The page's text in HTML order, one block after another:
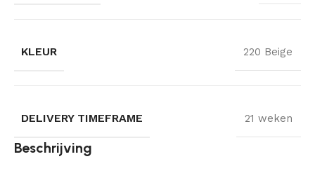
KLEUR 220 Beige
DELIVERY TIMEFRAME 21 weken
Beschrijving